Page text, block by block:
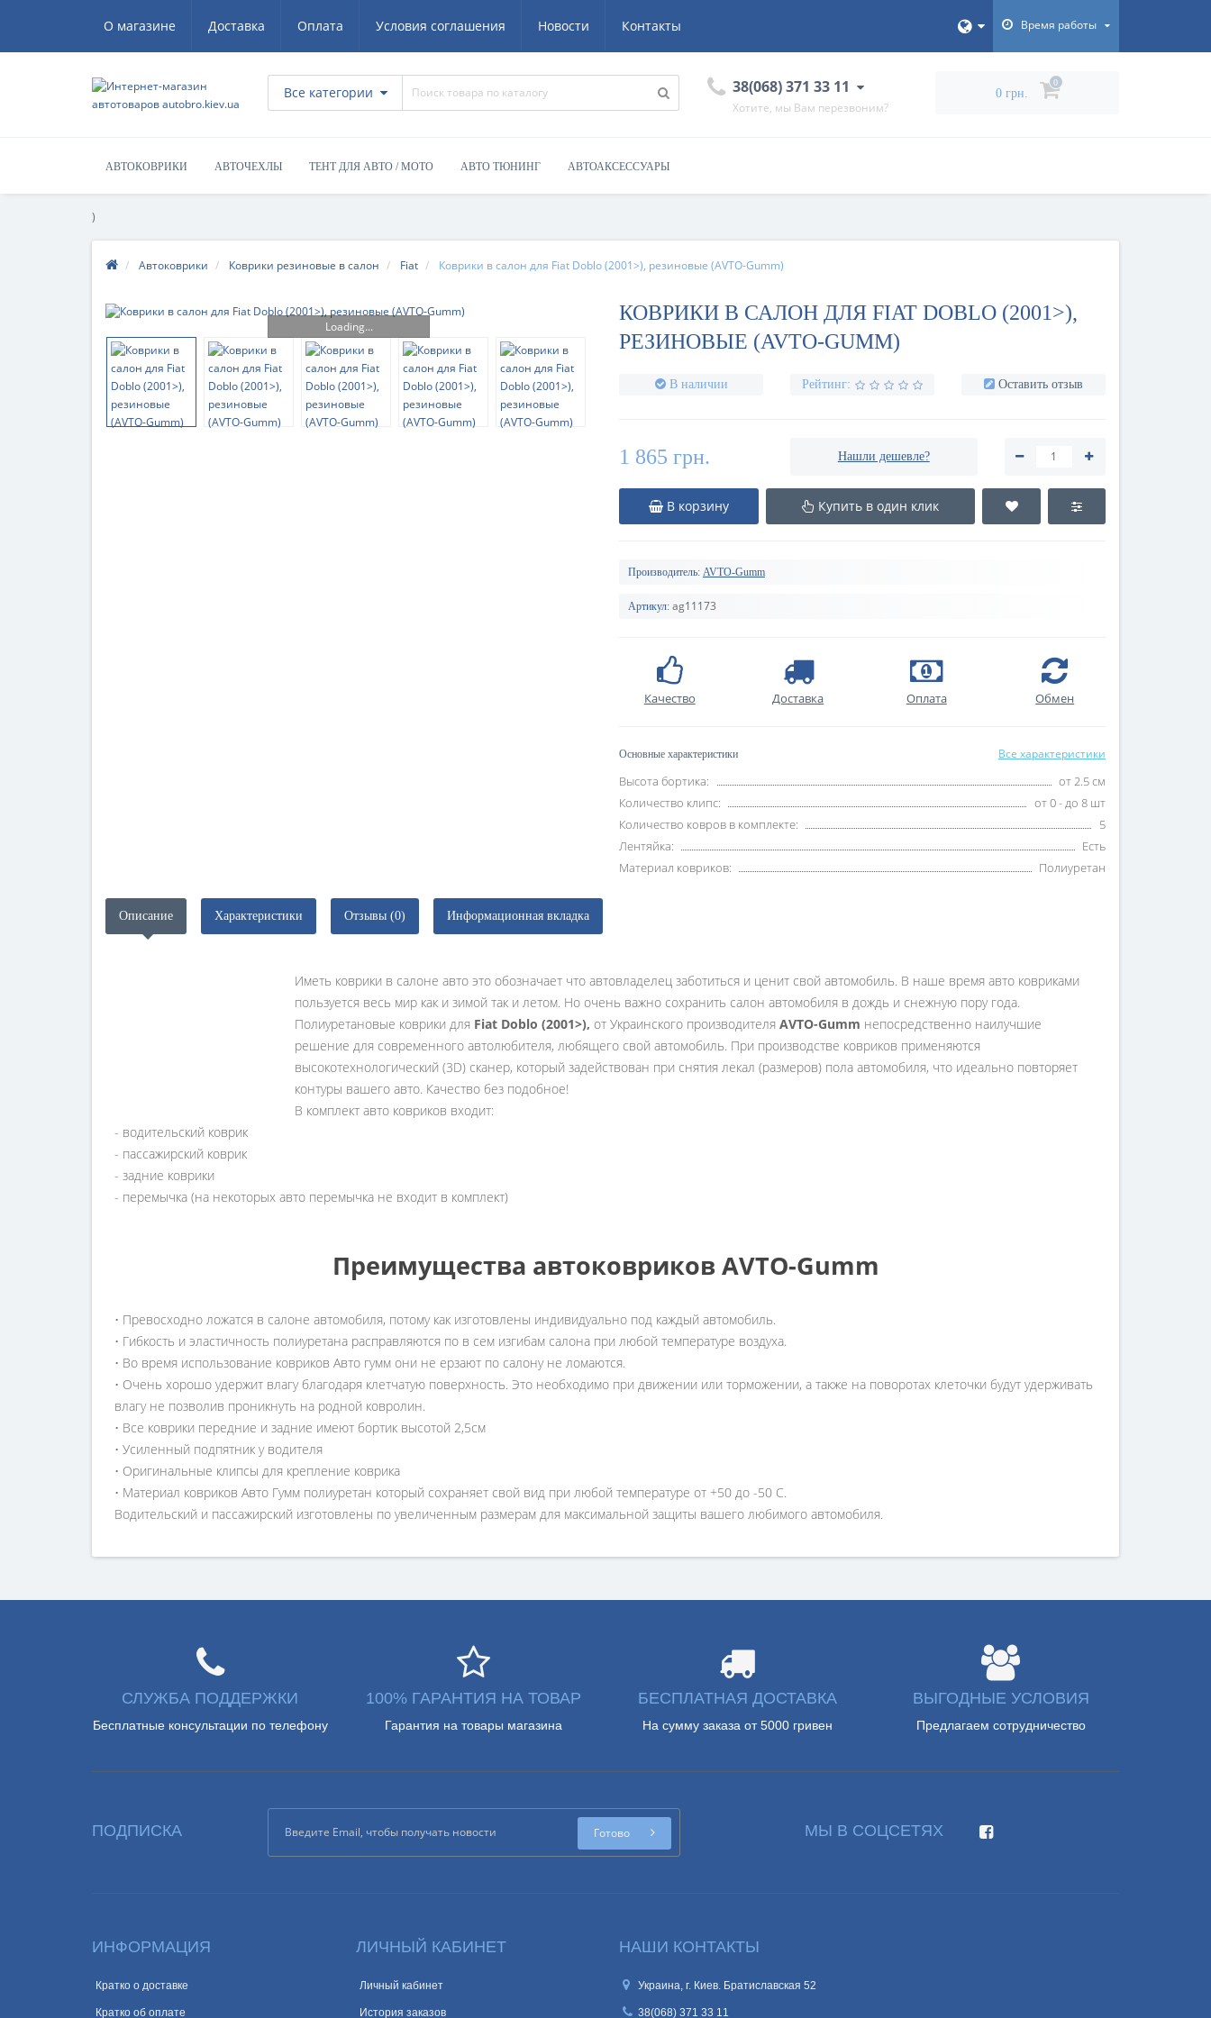
О магазине Доставка Оплата Условия соглашения Новости Контакты Время работы
Все категории 38(068) 371 33 11
Хотите, мы Вам перезвоним?
0 грн.
0
АВТОКОВРИКИ АВТОЧЕХЛЫ ТЕНТ ДЛЯ АВТО / МОТО АВТО ТЮНИНГ АВТОАКСЕССУАРЫ
)
Автоковрики Коврики резиновые в салон Fiat Коврики в салон для Fiat Doblo (2001>), резиновые (AVTO-Gumm)
Loading...
КОВРИКИ В САЛОН ДЛЯ FIAT DOBLO (2001>),
РЕЗИНОВЫЕ (AVTO-GUMM)
В наличии Рейтинг: Оставить отзыв
1 865 грн. Нашли дешевле?
В корзину Купить в один клик
Производитель: AVTO-Gumm
Артикул: ag11173
Качество Доставка Оплата Обмен
Основные характеристики Все характеристики
Высота бортика:
от 2.5 см
Количество клипс:
от 0 - до 8 шт
Количество ковров в комплекте:
5
Лентяйка:
Есть
Материал ковриков:
Полиуретан
Описание Характеристики Отзывы (0) Информационная вкладка
Иметь коврики в салоне авто это обозначает что автовладелец заботиться и ценит свой автомобиль. В наше время авто ковриками
пользуется весь мир как и зимой так и летом. Но очень важно сохранить салон автомобиля в дождь и снежную пору года.
Полиуретановые коврики для Fiat Doblo (2001>), от Украинского производителя AVTO-Gumm непосредственно наилучшие
решение для современного автолюбителя, любящего свой автомобиль. При производстве ковриков применяются
высокотехнологический (3D) сканер, который задействован при снятия лекал (размеров) пола автомобиля, что идеально повторяет
контуры вашего авто. Качество без подобное!
В комплект авто ковриков входит:
- водительский коврик
- пассажирский коврик
- задние коврики
- перемычка (на некоторых авто перемычка не входит в комплект)
Преимущества автоковриков AVTO-Gumm
• Превосходно ложатся в салоне автомобиля, потому как изготовлены индивидуально под каждый автомобиль.
• Гибкость и эластичность полиуретана расправляются по в сем изгибам салона при любой температуре воздуха.
• Во время использование ковриков Авто гумм они не ерзают по салону не ломаются.
• Очень хорошо удержит влагу благодаря клетчатую поверхность. Это необходимо при движении или торможении, а также на поворотах клеточки будут удерживать
влагу не позволив проникнуть на родной ковролин.
• Все коврики передние и задние имеют бортик высотой 2,5см
• Усиленный подпятник у водителя
• Оригинальные клипсы для крепление коврика
• Материал ковриков Авто Гумм полиуретан который сохраняет свой вид при любой температуре от +50 до -50 С.
Водительский и пассажирский изготовлены по увеличенным размерам для максимальной защиты вашего любимого автомобиля.
СЛУЖБА ПОДДЕРЖКИ
Бесплатные консультации по телефону
100% ГАРАНТИЯ НА ТОВАР
Гарантия на товары магазина
БЕСПЛАТНАЯ ДОСТАВКА
На сумму заказа от 5000 гривен
ВЫГОДНЫЕ УСЛОВИЯ
Предлагаем сотрудничество
ПОДПИСКА Готово МЫ В СОЦСЕТЯХ
ИНФОРМАЦИЯ
Кратко о доставке
Кратко об оплате
ЛИЧНЫЙ КАБИНЕТ
Личный кабинет
История заказов
НАШИ КОНТАКТЫ
Украина, г. Киев. Братиславская 52
38(068) 371 33 11